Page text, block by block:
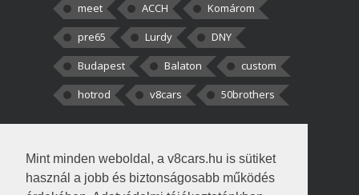
Mint minden weboldal, a v8cars.hu is sütiket
használ a jobb és biztonságosabb működés
meet ACCH
Komárom
pre65
Lurdy
DNY
Budapest
Balaton
custom
hotrod
v8cars 50brothers
kortisz:Elszúrtam! Én csak két
darabbaal számoltam. Nem tudtam, hogy fél autót,